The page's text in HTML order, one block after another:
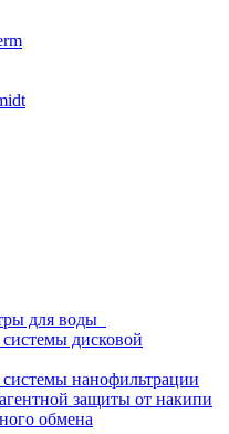
для воды
дисковой
нанофильтрации
защиты от накипи
обмена